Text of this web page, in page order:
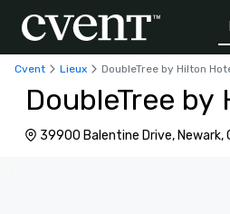
Cvent Lieux DoubleTree by Hilton
DoubleTree
39900 Balentine Drive,